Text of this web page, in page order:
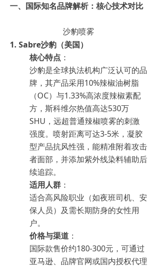
一、国际知名品牌解析：核心技术对比
沙豹喷雾
1. Sabre沙豹（美国）
核心特点 ：
沙豹是全球执法机构广泛认可的品
牌，其产品采用10%辣椒油树脂
（OC）与1.33%高浓度辣椒素配
方，斯科维尔热值高达530万
SHU，远超普通辣椒喷雾的刺激
强度。喷射距离可达3-5米，凝胶
型产品抗风性强，能精准附着攻击
者面部，并添加紫外线染料辅助后
续追踪。
适用人群 ：
适合高风险职业（如夜班司机、安
保人员）及需长期防身的女性用
户。
价格与渠道 ：
国际款售价约180-300元，可通过
亚马逊、品牌官网或国内授权代理